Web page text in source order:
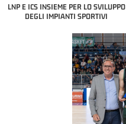
LNP E ICS INSIEME PER LO SVILUPPO
DEGLI IMPIANTI SPORTIVI